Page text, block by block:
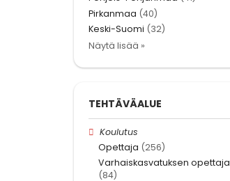
Pirkanmaa (40)
Keski-Suomi (32)
Näytä lisää »
TEHTÄVÄALUE
Koulutus
Opettaja (256)
Varhaiskasvatuksen opettaja
(84)